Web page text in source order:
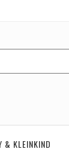
& KLEINKIND